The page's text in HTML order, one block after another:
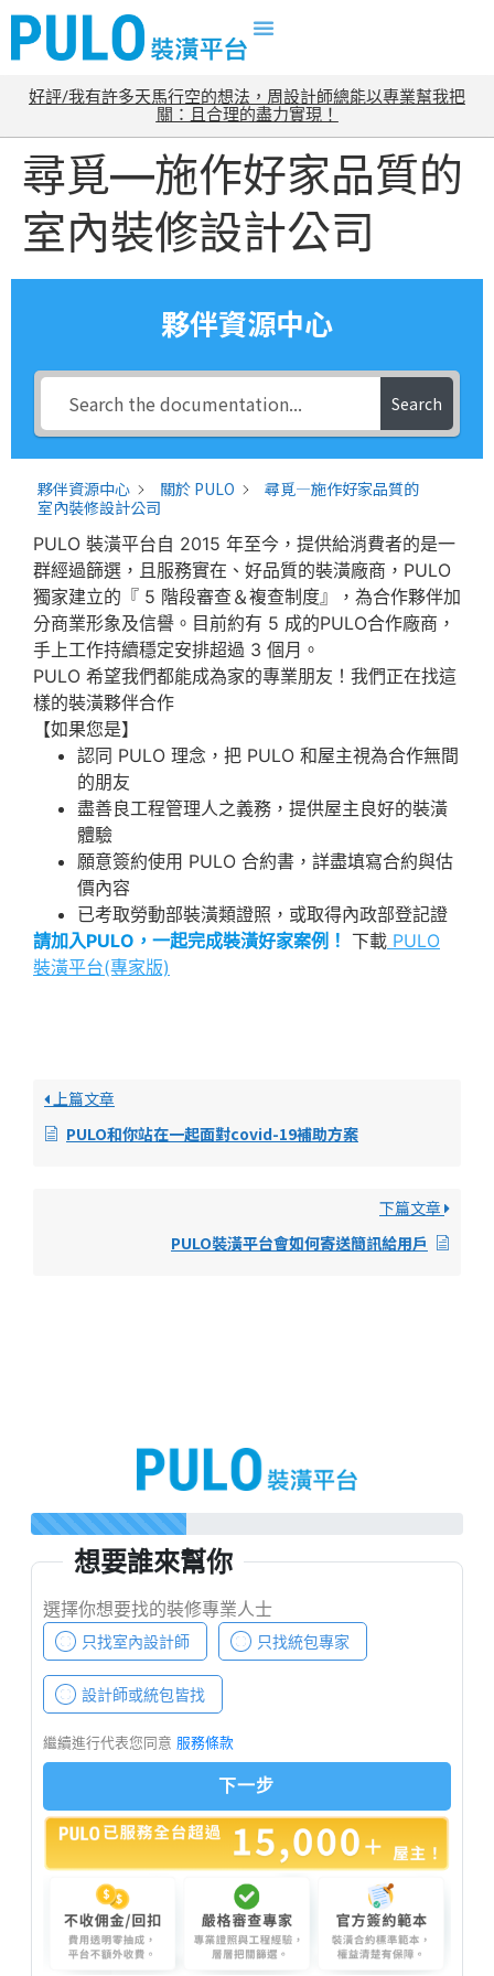
好評/我有許多天馬行空的想法，周設計師總能以專業幫我把
關：且合理的盡力實現！
尋覓—施作好家品質的
室內裝修設計公司
夥伴資源中心
Search
夥伴資源中心 關於 PULO
尋覓—施作好家品質的
室內裝修設計公司
PULO 裝潢平台自 2015 年至今，提供給消費者的是一
群經過篩選，且服務實在、好品質的裝潢廠商，PULO
獨家建立的『 5 階段審查＆複查制度』，為合作夥伴加
分商業形象及信譽。目前約有 5 成的PULO合作廠商，
手上工作持續穩定安排超過 3 個月。
PULO 希望我們都能成為家的專業朋友！我們正在找這
樣的裝潢夥伴合作
【如果您是】
認同 PULO 理念，把 PULO 和屋主視為合作無間
的朋友
盡善良工程管理人之義務，提供屋主良好的裝潢
體驗
願意簽約使用 PULO 合約書，詳盡填寫合約與估
價內容
已考取勞動部裝潢類證照，或取得內政部登記證
請加入PULO，一起完成裝潢好家案例！ 下載 PULO
裝潢平台(專家版)
上篇文章
PULO和你站在一起面對covid-19補助方案
下篇文章
PULO裝潢平台會如何寄送簡訊給用戶